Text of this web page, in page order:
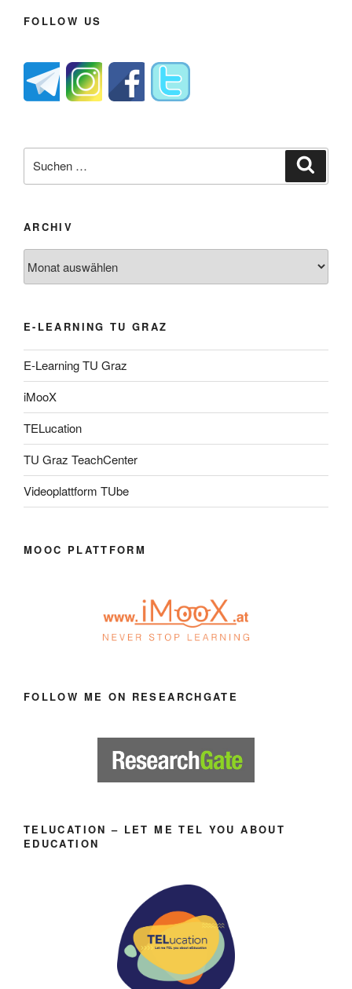
FOLLOW US
nach:
ARCHIV
E-LEARNING TU GRAZ
E-Learning TU Graz
iMooX
TELucation
TU Graz TeachCenter
Videoplattform TUbe
MOOC PLATTFORM
FOLLOW ME ON RESEARCHGATE
TELUCATION – LET ME TEL YOU ABOUT
EDUCATION